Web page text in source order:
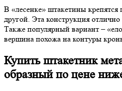
В «лесенке» штакетины
другой. Эта конструкция
Также популярный вариант –
вершина похожа на контуры
Купить штакетник
образный по цене